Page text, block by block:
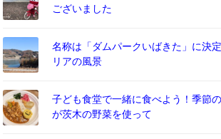
ございました
名称は「ダムパークいばきた」に決
リアの風景
子ども食堂で一緒に食べよう！季節
が茨木の野菜を使って